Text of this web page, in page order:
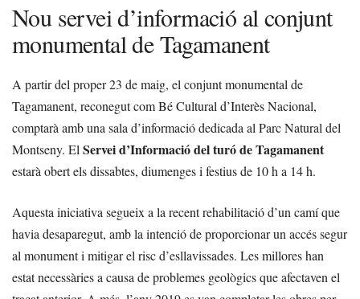
Nou servei d’informació al conjunt
monumental de Tagamanent
A partir del proper 23 de maig, el conjunt monumental de
Tagamanent, reconegut com Bé Cultural d’Interès Nacional,
comptarà amb una sala d’informació dedicada al Parc Natural del
Montseny. El Servei d’Informació del turó de Tagamanent
estarà obert els dissabtes, diumenges i festius de 10 h a 14 h.
Aquesta iniciativa segueix a la recent rehabilitació d’un camí que
havia desaparegut, amb la intenció de proporcionar un accés segur
al monument i mitigar el risc d’esllavissades. Les millores han
estat necessàries a causa de problemes geològics que afectaven el